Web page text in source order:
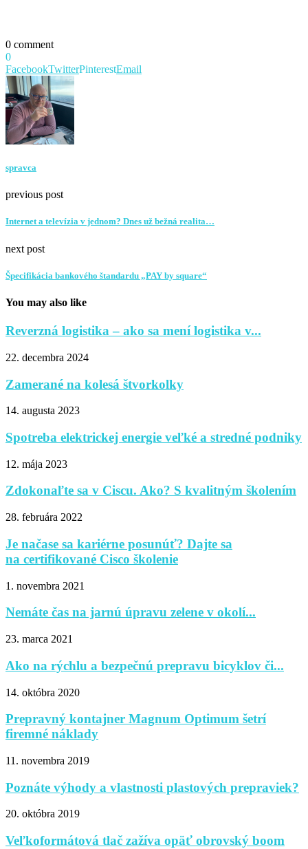
0 comment
0
FacebookTwitterPinterestEmail
spravca
previous post
Internet a televízia v jednom? Dnes už bežná realita…
next post
Špecifikácia bankového štandardu „PAY by square“
You may also like
Reverzná logistika – ako sa mení logistika v...
22. decembra 2024
Zamerané na kolesá štvorkolky
14. augusta 2023
Spotreba elektrickej energie veľké a stredné podniky
12. mája 2023
Zdokonaľte sa v Ciscu. Ako? S kvalitným školením
28. februára 2022
Je načase sa kariérne posunúť? Dajte sa
na certifikované Cisco školenie
1. novembra 2021
Nemáte čas na jarnú úpravu zelene v okolí...
23. marca 2021
Ako na rýchlu a bezpečnú prepravu bicyklov či...
14. októbra 2020
Prepravný kontajner Magnum Optimum šetrí
firemné náklady
11. novembra 2019
Poznáte výhody a vlastnosti plastových prepraviek?
20. októbra 2019
Veľkoformátová tlač zažíva opäť obrovský boom